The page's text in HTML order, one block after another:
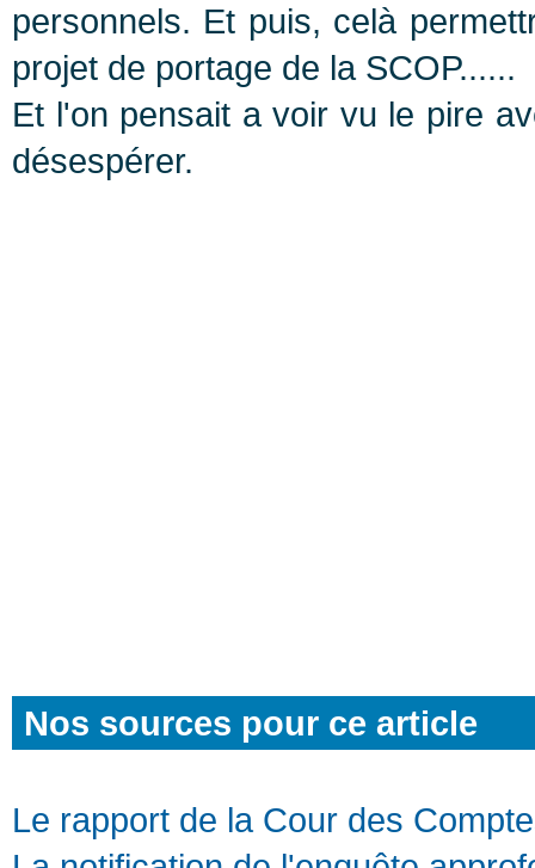
personnels. Et puis, celà
projet de portage de la SCOP......
Et l'on pensait a voir vu le pire
désespérer.
Nos sources pour ce article
Le rapport de la Cour des